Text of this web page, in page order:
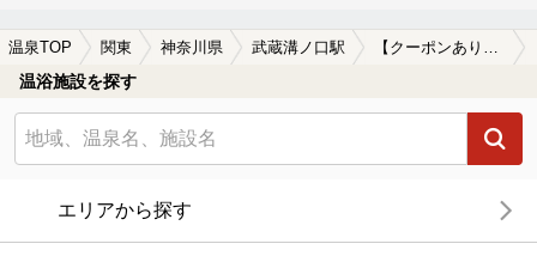
温泉TOP 関東 神奈川県 武蔵溝ノ口駅 【クーポンあり】塩化物泉が楽しめる武蔵溝ノ口駅近くの温泉、日帰り温泉、スーパー銭湯おすすめ
温浴施設を探す
エリアから探す